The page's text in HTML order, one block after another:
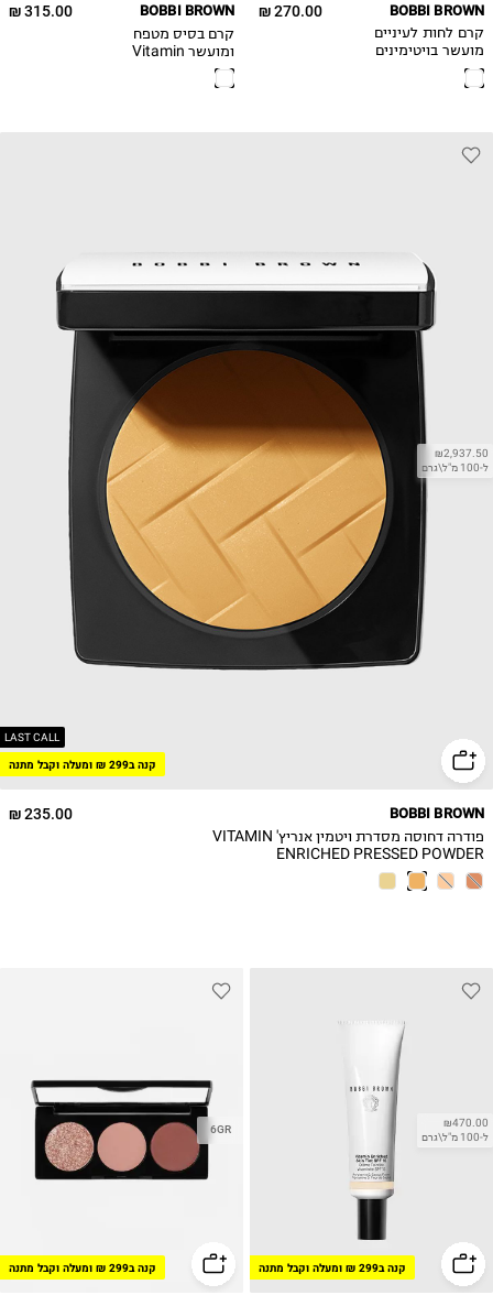
270.00 ₪ BOBBI BROWN
קרם לחות לעיניים
מועשר בויטימינים
315.00 ₪ BOBBI BROWN
קרם בסיס מטפח
ומועשר Vitamin
Enriched Face
Base
LAST CALL
קנה ב299 ₪ ומעלה וקבל מתנה
₪2,937.50
ל-100 מ"ל\גרם
235.00 ₪ BOBBI BROWN
פודרה דחוסה מסדרת ויטמין אנריץ' VITAMIN
ENRICHED PRESSED POWDER
קנה ב299 ₪ ומעלה וקבל מתנה
₪470.00
ל-100 מ"ל\גרם
קנה ב299 ₪ ומעלה וקבל מתנה
6GR